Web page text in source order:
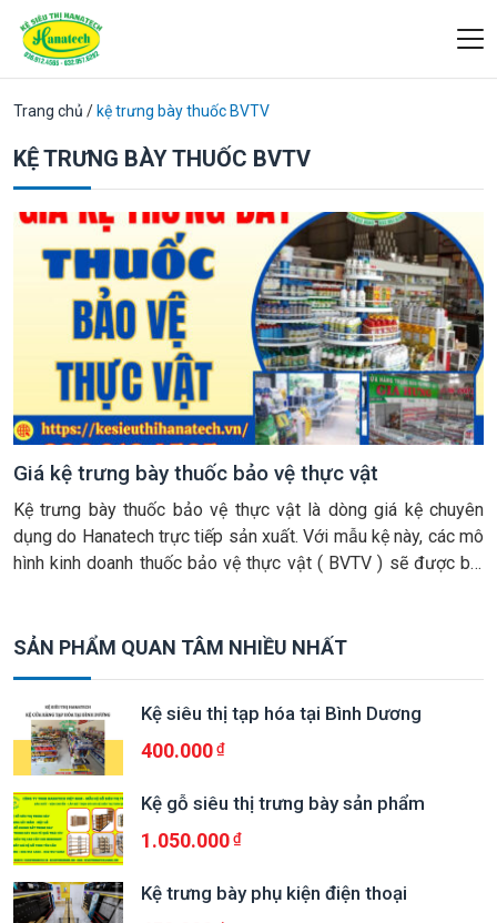
Trang chủ / kệ trưng bày thuốc BVTV
KỆ TRƯNG BÀY THUỐC BVTV
Giá kệ trưng bày thuốc bảo vệ thực vật
Kệ trưng bày thuốc bảo vệ thực vật là dòng giá kệ chuyên
dụng do Hanatech trực tiếp sản xuất. Với mẫu kệ này, các mô
hình kinh doanh thuốc bảo vệ thực vật ( BVTV ) sẽ được bài
SẢN PHẨM QUAN TÂM NHIỀU NHẤT
Kệ siêu thị tạp hóa tại Bình Dương
400.000
Kệ gỗ siêu thị trưng bày sản phẩm
1.050.000
Kệ trưng bày phụ kiện điện thoại